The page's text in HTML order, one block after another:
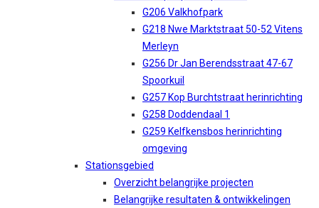
G206 Valkhofpark
G218 Nwe Marktstraat 50-52 Vitens
Merleyn
G256 Dr Jan Berendsstraat 47-67
Spoorkuil
G257 Kop Burchtstraat herinrichting
G258 Doddendaal 1
G259 Kelfkensbos herinrichting
omgeving
Stationsgebied
Overzicht belangrijke projecten
Belangrijke resultaten & ontwikkelingen